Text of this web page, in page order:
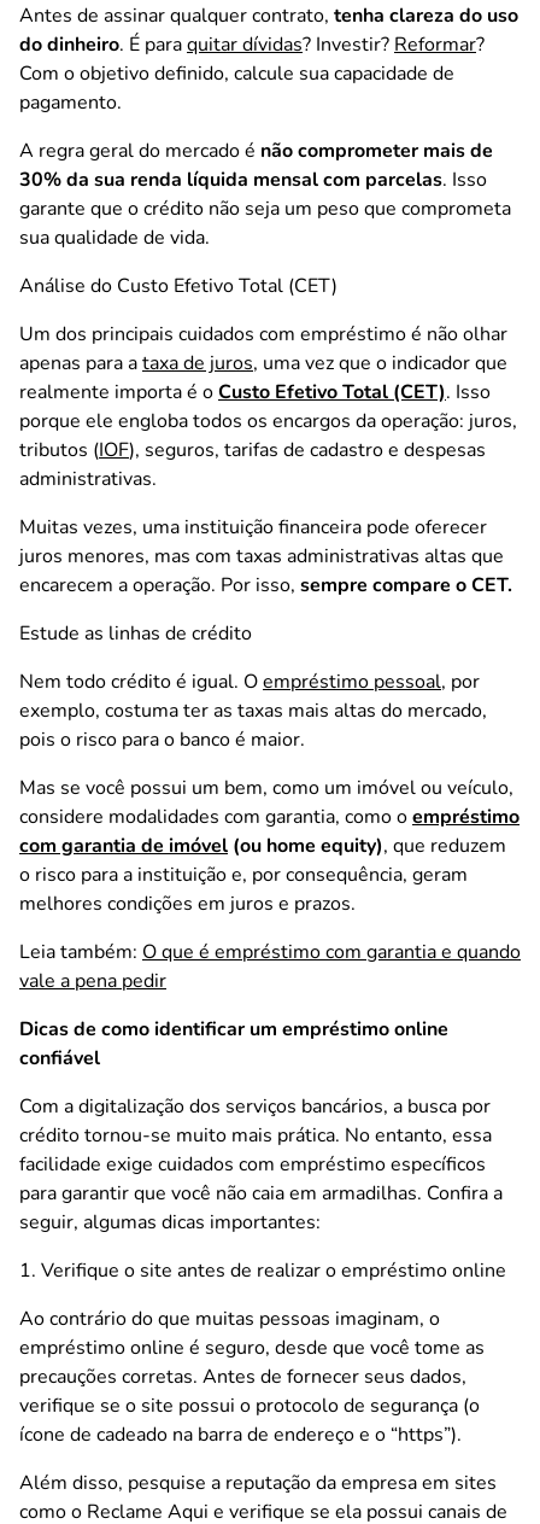
Antes de assinar qualquer contrato, tenha clareza do uso
do dinheiro. É paraquitar dívidas? Investir? Reformar?
Com o objetivo definido, calcule sua capacidade de
pagamento.
A regra geral do mercado é não comprometer mais de
30% da sua renda líquida mensal com parcelas. Isso
garante que o crédito não seja um peso que comprometa
sua qualidade de vida.
Análise do Custo Efetivo Total (CET)
Um dos principais cuidados com empréstimo é não olhar
apenas para ataxa de juros, uma vez que o indicador que
realmente importa é oCusto Efetivo Total (CET). Isso
porque ele engloba todos os encargos da operação: juros,
tributos (IOF), seguros, tarifas de cadastro e despesas
administrativas.
Muitas vezes, uma instituição financeira pode oferecer
juros menores, mas com taxas administrativas altas que
encarecem a operação. Por isso, sempre compare o CET.
Estude as linhas de crédito
Nem todo crédito é igual. Oempréstimo pessoal, por
exemplo, costuma ter as taxas mais altas do mercado,
pois o risco para o banco é maior.
Mas se você possui um bem, como um imóvel ou veículo,
considere modalidades com garantia, como oempréstimo
com garantia de imóvel (ou home equity), que reduzem
o risco para a instituição e, por consequência, geram
melhores condições em juros e prazos.
Leia também: O que é empréstimo com garantia e quando
vale a pena pedir
Dicas de como identificar um empréstimo online
confiável
Com a digitalização dos serviços bancários, a busca por
crédito tornou-se muito mais prática. No entanto, essa
facilidade exige cuidados com empréstimo específicos
para garantir que você não caia em armadilhas. Confira a
seguir, algumas dicas importantes:
1. Verifique o site antes de realizar o empréstimo online
Ao contrário do que muitas pessoas imaginam, o
empréstimo online é seguro, desde que você tome as
precauções corretas. Antes de fornecer seus dados,
verifique se o site possui o protocolo de segurança (o
ícone de cadeado na barra de endereço e o “https”).
Além disso, pesquise a reputação da empresa em sites
como o Reclame Aqui e verifique se ela possui canais de